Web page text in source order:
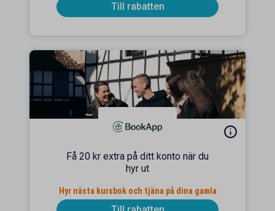
Till rabatten
Få 20 kr extra på ditt konto när du
hyr ut
Hyr nästa kursbok och tjäna på dina gamla